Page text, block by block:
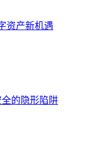
资产新机遇
的隐形陷阱